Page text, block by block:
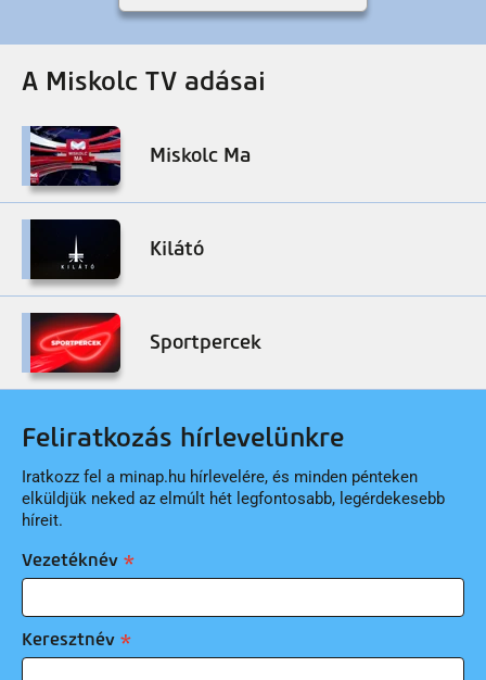
A Miskolc TV adásai
Miskolc Ma
Kilátó
Sportpercek
Feliratkozás hírlevelünkre
Iratkozz fel a minap.hu hírlevelére, és minden pénteken
elküldjük neked az elmúlt hét legfontosabb, legérdekesebb
híreit.
Vezetéknév
Keresztnév